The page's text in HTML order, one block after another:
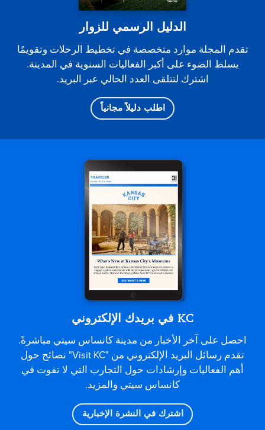
الدليل الرسمي للزوار
تقدم المجلة موارد متخصصة في تخطيط الرحلات وتقويمًا
يسلط الضوء على أكبر الفعاليات السنوية في المدينة.
اشترك لتتلقى العدد الحالي عبر البريد.
اطلب دليلاً مجانياً
KC في بريدك الإلكتروني
احصل على آخر الأخبار من مدينة كانساس سيتي مباشرةً.
تقدم رسائل البريد الإلكتروني من "Visit KC" نصائح حول
أهم الفعاليات وإرشادات حول التجارب التي لا تفوت في
كانساس سيتي والمزيد.
اشترك في النشرة الإخبارية